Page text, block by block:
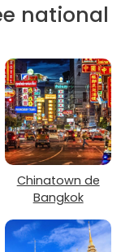
national
Chinatown de
Bangkok